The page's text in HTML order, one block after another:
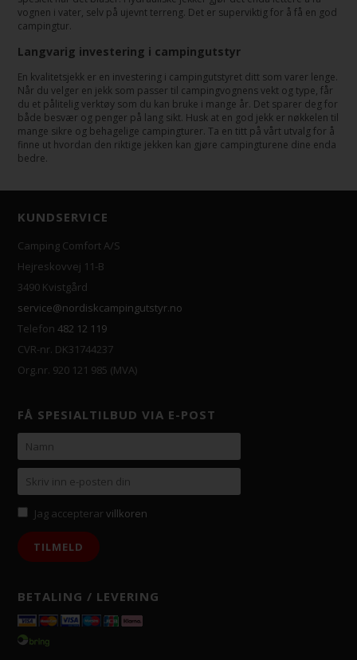
vognen i vater, selv på ujevnt terreng. Det er superviktig for å få en god
campingtur.
Langvarig investering i campingutstyr
En kvalitetsjekk er en investering i campingutstyret ditt som varer lenge.
Når du velger en jekk som passer til campingvognens vekt og type, får
du et pålitelig verktøy som du kan bruke i mange år. Det sparer deg for
både besvær og penger på lang sikt. Husk at en god jekk er nøkkelen til
mange sikre og behagelige campingturer. Ta en titt på vårt utvalg for å
finne ut hvordan den riktige jekken kan gjøre campingturene dine enda
bedre.
KUNDSERVICE
Camping Comfort A/S
Hejreskovvej 11-B
3490 Kvistgård
service@nordiskcampingutstyr.no
Telefon482 12 119
CVR-nr. DK31744237
Org.nr. 920 121 985 (MVA)
FÅ SPESIALTILBUD VIA E-POST
Jag accepterarvillkoren
BETALING / LEVERING